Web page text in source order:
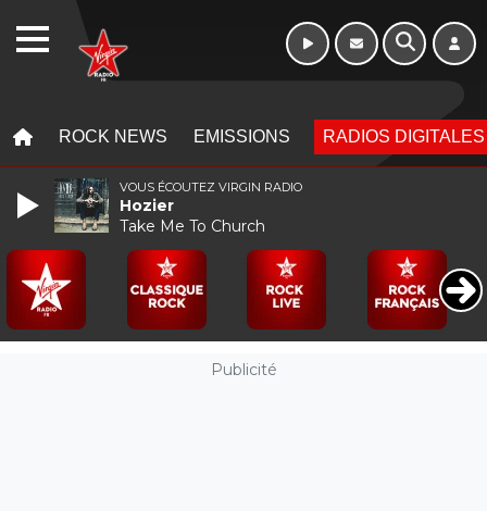
ROCK NEWS EMISSIONS RADIOS DIGITALES
Publicité
VOUS ÉCOUTEZ VIRGIN RADIO
Hozier
Take Me To Church
WEBRADIO